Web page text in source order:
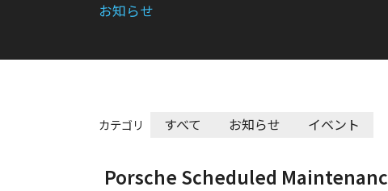
お知らせ
カテゴリ すべて お知らせ イベント
Porsche Scheduled